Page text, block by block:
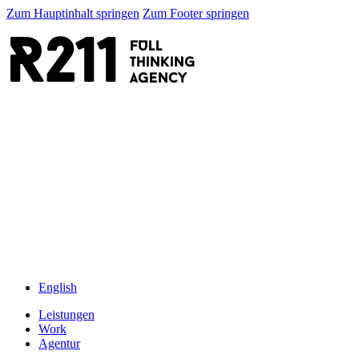
Zum Hauptinhalt springen Zum Footer springen
R211
FULL
thinking
AGENCY
English
Leistungen
Work
Agentur